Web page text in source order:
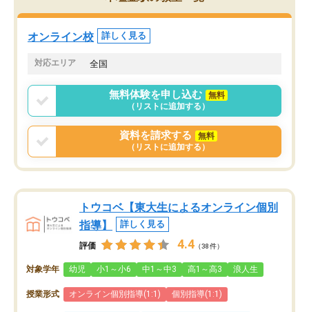
オンライン校 詳しく見る
対応エリア 全国
無料体験を申し込む
無料
（リストに追加する）
資料を請求する
無料
（リストに追加する）
トウコベ【東大生によるオンライン個別
指導】
詳しく見る
評価 4.4 （38件）
対象学年 幼児 小1～小6 中1～中3 高1～高3 浪人生
授業形式 オンライン個別指導(1:1) 個別指導(1:1)